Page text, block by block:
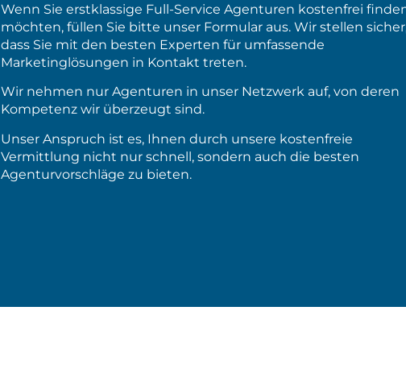
Wenn Sie erstklassige Full-Service Agenturen kostenfrei
möchten, füllen Sie bitte unser Formular aus. Wir stellen
dass Sie mit den besten Experten für umfassende
Marketinglösungen in Kontakt treten.
Wir nehmen nur Agenturen in unser Netzwerk auf, von deren
Kompetenz wir überzeugt sind.
Unser Anspruch ist es, Ihnen durch unsere kostenfreie
Vermittlung nicht nur schnell, sondern auch die besten
Agenturvorschläge zu bieten.